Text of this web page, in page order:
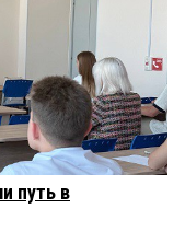
путь в